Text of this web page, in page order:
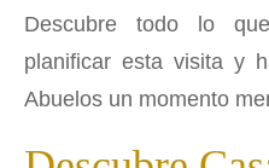
Descubre todo lo
planificar esta visita y
Abuelos un momento